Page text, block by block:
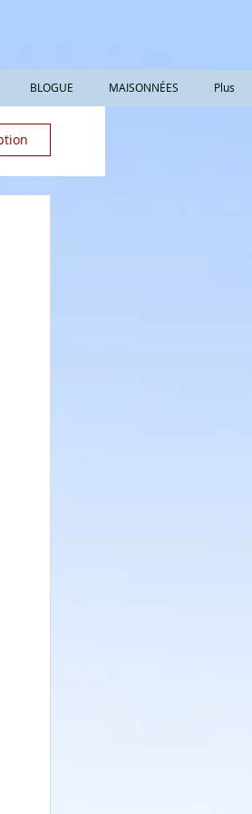
BLOGUE MAISONNÉES Plus